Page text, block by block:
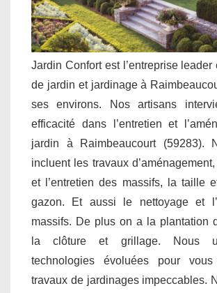
Jardin Confort est l’entreprise leader
de jardin et jardinage à
ses environs. Nos artisans
efficacité dans l’entretien et
jardin à Raimbeaucourt (59283).
incluent les travaux
et l’entretien des massifs, la taille
gazon. Et aussi le nettoyage et
massifs. De plus on a la plantation
la clôture et grillage. Nous
technologies évoluées pour
travaux de jardinages impeccables.